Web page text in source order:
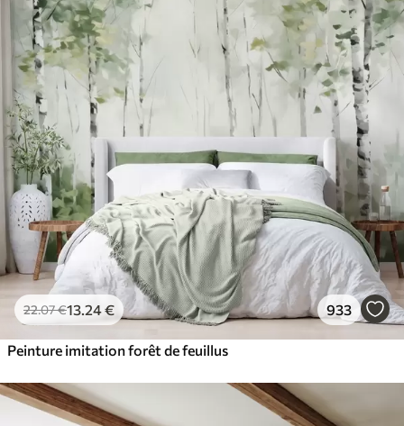
22.07€13 .24€ 933
Peinture imitation forêt de feuillus